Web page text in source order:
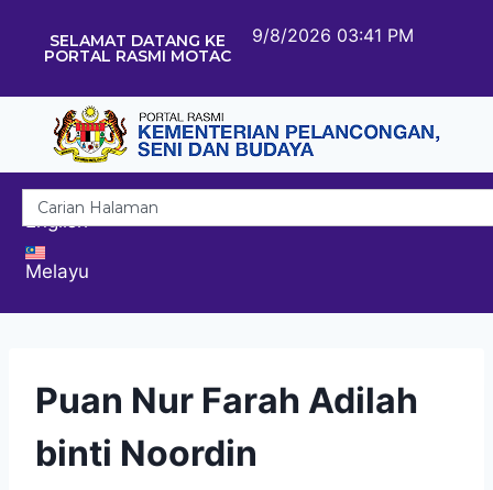
SELAMAT DATANG KE
PORTAL RASMI MOTAC
9/8/2026 03:41 PM
English
Melayu
Puan Nur Farah Adilah
binti Noordin